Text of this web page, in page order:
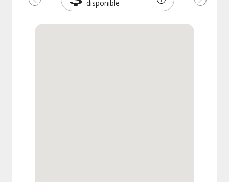
disponible
Précédent Suivant